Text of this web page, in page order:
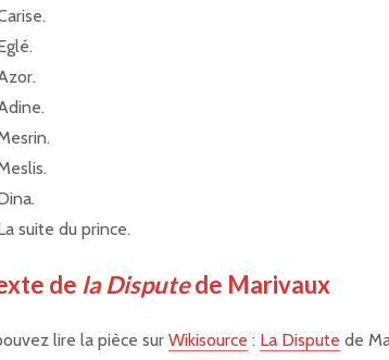
suite du prince.
de la Disputede Marivaux
lire la pièce sur Wikisource : La Dispute de